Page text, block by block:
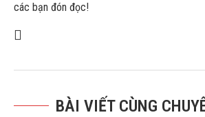
các bạn đón đọc!
BÀI VIẾT CÙNG